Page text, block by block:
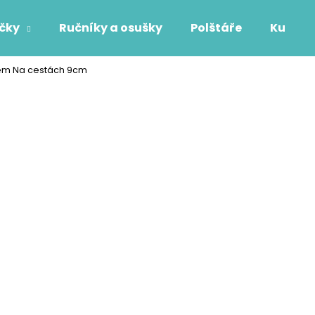
Ručníky a osušky Polštáře
Na cestách 9cm
Co potřebujete najít?